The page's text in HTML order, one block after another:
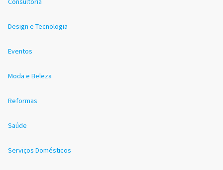
Design e Tecnologia
Eventos
Moda e Beleza
Reformas
Saúde
Serviços Domésticos